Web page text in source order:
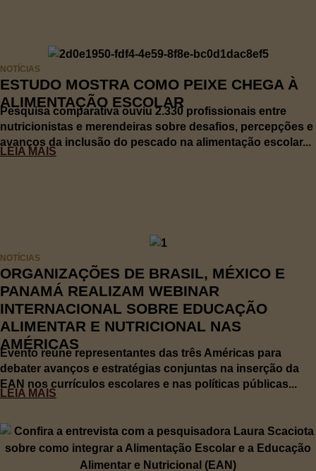
NOTÍCIAS
ESTUDO MOSTRA COMO PEIXE CHEGA À
ALIMENTAÇÃO ESCOLAR
Pesquisa comparativa ouviu 2.330 profissionais entre
nutricionistas e merendeiras sobre desafios, percepções e
avanços da inclusão do pescado na alimentação escolar...
LEIA MAIS
NOTÍCIAS
ORGANIZAÇÕES DE BRASIL, MÉXICO E
PANAMÁ REALIZAM WEBINAR
INTERNACIONAL SOBRE EDUCAÇÃO
ALIMENTAR E NUTRICIONAL NAS
AMÉRICAS
Evento reúne representantes das três Américas para
debater avanços e estratégias conjuntas na inserção da
EAN nos currículos escolares e nas políticas públicas...
LEIA MAIS